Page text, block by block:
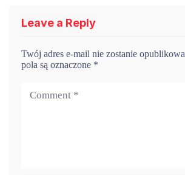
Leave a Reply
Twój adres e-mail nie zostanie
pola są oznaczone *